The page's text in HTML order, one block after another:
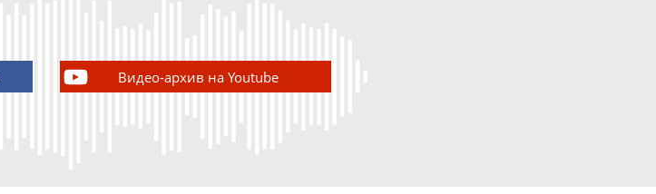
Видео-архив на Youtube